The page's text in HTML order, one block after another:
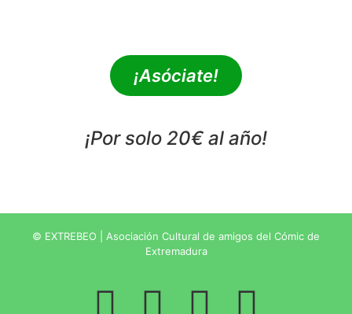
¡Asóciate!
¡Por solo 20€ al año!
© EXTREBEO | Asociación Cultural de amigos del Cómic de
Extremadura